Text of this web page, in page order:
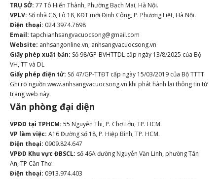
TRỤ SỞ: 77 Tô Hiến Thành, Phường Bạch Mai, Hà Nội.
VPLV: Số nhà C6, Lô 18, KĐT mới Định Công, P. Phương Liệt, Hà Nội.
Điện thoại: 024.3974.7698
Email: tapchianhsangvacuocsong@gmail.com
Website: anhsangonline.vn; anhsangvacuocsong.vn
Giấy phép xuất bản: Số 98/GP-BVHTTDL cấp ngày 13/8/2025 của Bộ
VH, TT và DL
Giấy phép điện tử: Số 47/GP-TTĐT cấp ngày 15/03/2019 của Bộ TTTT
Ghi rõ nguồn www.anhsangvacuocsong.vn khi phát hành lại thông tin từ
trang web này.
Văn phòng đại diện
VPĐD tại TPHCM: 55 Nguyễn Thi, P. Chợ Lớn, TP. HCM.
VP làm việc: A16 Đường số 18, P. Hiệp Bình, TP. HCM.
Điện thoại: 0909.824.647
VPĐD Khu vực ĐBSCL: số 46A đường Nguyễn Văn Linh, phường Tân
An, TP Cần Thơ.
Điện thoại: 0913.974.403